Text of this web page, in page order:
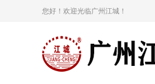
您好！欢迎光临广州江城！